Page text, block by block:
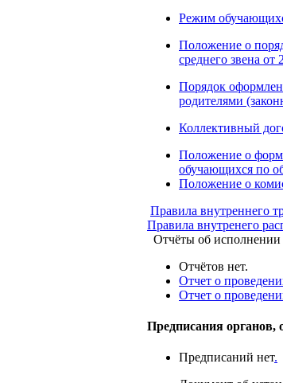
Режим
Положение о
среднего звена от
Порядок
родителями
Коллективный
Положение о
обучающихся по
Положение о
Правила внутреннего
Правила внутренего
Отчёты об исполнении
Отчётов нет.
Отчет о
Отчет о
Предписания органов,
Предписаний нет.